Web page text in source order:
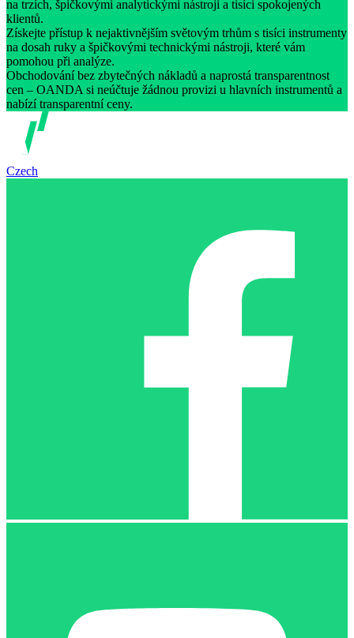
na trzích, špičkovými analytickými nástroji a tisíci spokojených
klientů.
Získejte přístup k nejaktivnějším světovým trhům s tisíci instrumenty
na dosah ruky a špičkovými technickými nástroji, které vám
pomohou při analýze.
Obchodování bez zbytečných nákladů a naprostá transparentnost
cen – OANDA si neúčtuje žádnou provizi u hlavních instrumentů a
nabízí transparentní ceny.
Czech